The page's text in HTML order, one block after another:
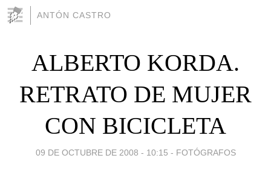
ANTÓN CASTRO
ALBERTO KORDA.
RETRATO DE MUJER
CON BICICLETA
09 DE OCTUBRE DE 2008 - 10:15 - FOTÓGRAFOS